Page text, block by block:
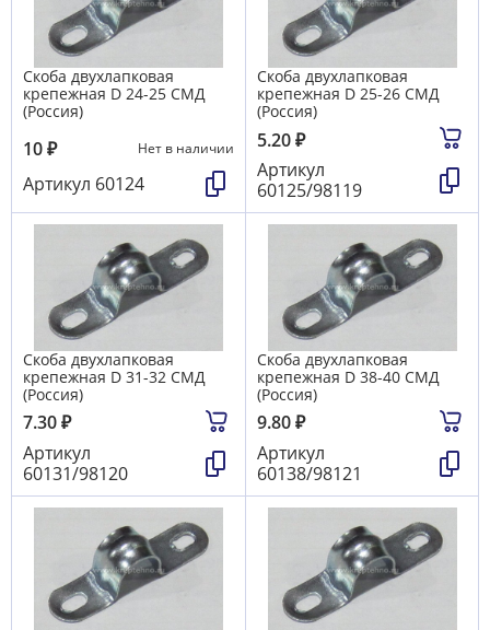
Скоба двухлапковая
крепежная D 24-25 СМД
(Россия)
10₽ Нет в наличии
Артикул 60124
Скоба двухлапковая
крепежная D 25-26 СМД
(Россия)
5.20₽
Артикул
60125/98119
Скоба двухлапковая
крепежная D 31-32 СМД
(Россия)
7.30₽
Артикул
60131/98120
Скоба двухлапковая
крепежная D 38-40 СМД
(Россия)
9.80₽
Артикул
60138/98121